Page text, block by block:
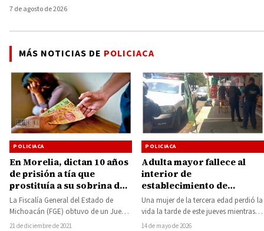
7 de agosto de 2026
MÁS NOTICIAS DE POLICIACA
POLICIACA
En Morelia, dictan 10 años
de prisión a tía que
prostituía a su sobrina de
14 años
La Fiscalía General del Estado de
Michoacán (FGE) obtuvo de un Juez
de Control sentencia condenatoria de
21 de diciembre de 2021
POLICIACA
Adulta mayor fallece al
interior de
establecimiento de
alimentos en Morelia
Una mujer de la tercera edad perdió la
vida la tarde de este jueves mientras se
encontraba en…
14 de mayo de 2026